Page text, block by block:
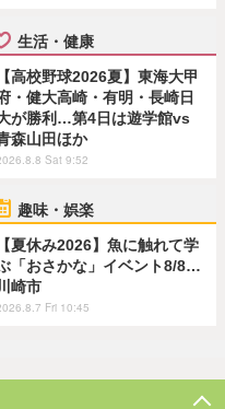
生活・健康
【高校野球2026夏】東海大甲
・健大高崎・有明・長崎日
が勝利…第4日は遊学館vs
森山田ほか
Sat 9:52
趣味・娯楽
【夏休み2026】魚に触れて学
「おさかな」イベント8/8…
崎市
Fri 10:45